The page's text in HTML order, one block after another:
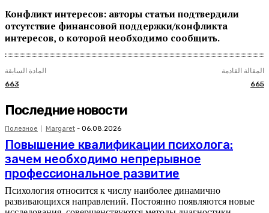
Конфликт интересов: авторы статьи подтвердили
отсутствие финансовой поддержки/конфликта
интересов, о которой необходимо сообщить.
المادة السابقة
663
المقالة القادمة
665
Последние новости
Полезное Margaret - 06.08.2026
Повышение квалификации психолога:
зачем необходимо непрерывное
профессиональное развитие
Психология относится к числу наиболее динамично
развивающихся направлений. Постоянно появляются новые